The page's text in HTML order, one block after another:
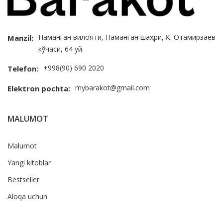
Manzil: Наманган вилояти, Наманган шаҳри, Қ. Отамирзаев
кўчаси, 64 уй
Telefon: +998(90) 690 2020
Elektron pochta: mybarakot@gmail.com
MALUMOT
Malumot
Yangi kitoblar
Bestseller
Aloqa uchun